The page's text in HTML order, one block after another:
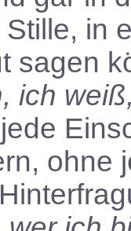
in
sagen
ich
ohne